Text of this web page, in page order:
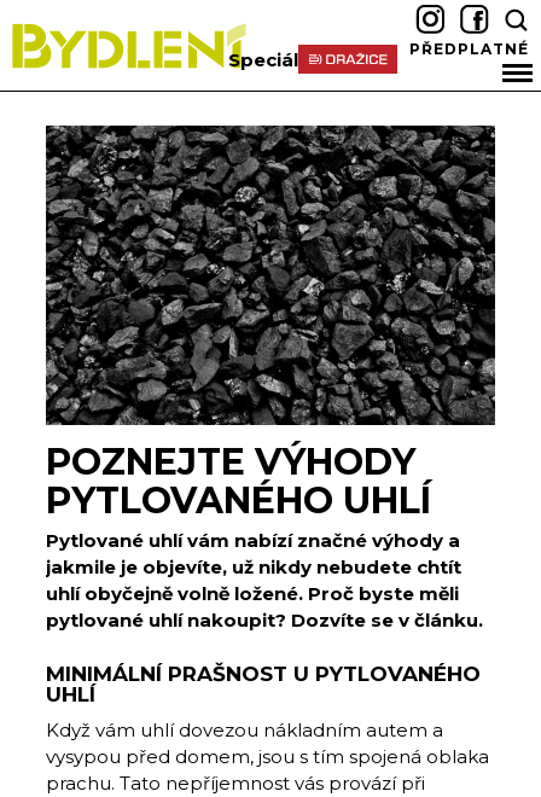
Speciál PŘEDPLATNÉ
POZNEJTE VÝHODY
PYTLOVANÉHO UHLÍ
Pytlované uhlí vám nabízí značné výhody a
jakmile je objevíte, už nikdy nebudete chtít
uhlí obyčejně volně ložené. Proč byste měli
pytlované uhlí nakoupit? Dozvíte se v článku.
MINIMÁLNÍ PRAŠNOST U PYTLOVANÉHO
UHLÍ
Když vám uhlí dovezou nákladním autem a
vysypou před domem, jsou s tím spojená oblaka
prachu. Tato nepříjemnost vás provází při